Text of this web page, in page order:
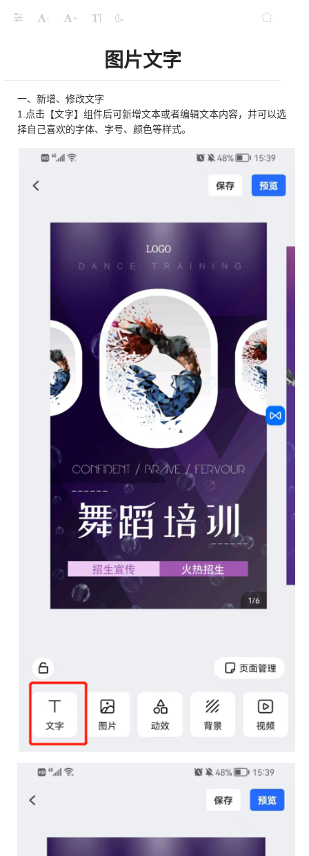
- +
图片文字
一、新增、修改文字
1.点击【文字】组件后可新增文本或者编辑文本内容，并可以选
择自己喜欢的字体、字号、颜色等样式。